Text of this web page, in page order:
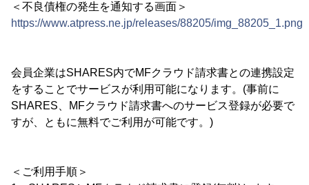
＜不良債権の発生を通知する画面＞
https://www.atpress.ne.jp/releases/88205/img_88205_1.png
会員企業はSHARES内でMFクラウド請求書との連携設定
をすることでサービスが利用可能になります。(事前に
SHARES、MFクラウド請求書へのサービス登録が必要で
すが、ともに無料でご利用が可能です。)
＜ご利用手順＞